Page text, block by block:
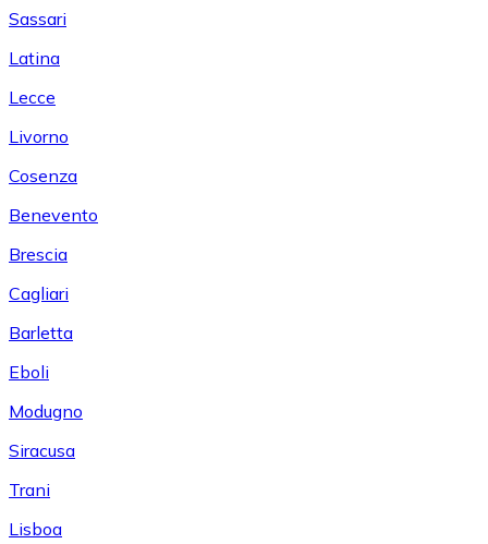
Sassari
Latina
Lecce
Livorno
Cosenza
Benevento
Brescia
Cagliari
Barletta
Eboli
Modugno
Siracusa
Trani
Lisboa